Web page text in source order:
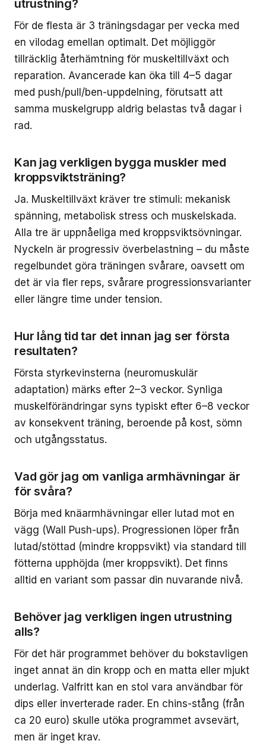
utrustning?
För de flesta är 3 träningsdagar per vecka med
en vilodag emellan optimalt. Det möjliggör
tillräcklig återhämtning för muskeltillväxt och
reparation. Avancerade kan öka till 4–5 dagar
med push/pull/ben-uppdelning, förutsatt att
samma muskelgrupp aldrig belastas två dagar i
rad.
Kan jag verkligen bygga muskler med
kroppsviktsträning?
Ja. Muskeltillväxt kräver tre stimuli: mekanisk
spänning, metabolisk stress och muskelskada.
Alla tre är uppnåeliga med kroppsviktsövningar.
Nyckeln är progressiv överbelastning – du måste
regelbundet göra träningen svårare, oavsett om
det är via fler reps, svårare progressionsvarianter
eller längre time under tension.
Hur lång tid tar det innan jag ser första
resultaten?
Första styrkevinsterna (neuromuskulär
adaptation) märks efter 2–3 veckor. Synliga
muskelförändringar syns typiskt efter 6–8 veckor
av konsekvent träning, beroende på kost, sömn
och utgångsstatus.
Vad gör jag om vanliga armhävningar är
för svåra?
Börja med knäarmhävningar eller lutad mot en
vägg (Wall Push-ups). Progressionen löper från
lutad/stöttad (mindre kroppsvikt) via standard till
fötterna upphöjda (mer kroppsvikt). Det finns
alltid en variant som passar din nuvarande nivå.
Behöver jag verkligen ingen utrustning
alls?
För det här programmet behöver du bokstavligen
inget annat än din kropp och en matta eller mjukt
underlag. Valfritt kan en stol vara användbar för
dips eller inverterade rader. En chins-stång (från
ca 20 euro) skulle utöka programmet avsevärt,
men är inget krav.